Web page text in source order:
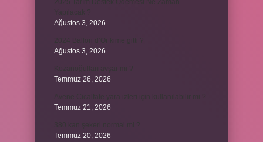
Ağustos 3, 2026
Ağustos 3, 2026
Temmuz 26, 2026
Temmuz 21, 2026
Temmuz 20, 2026